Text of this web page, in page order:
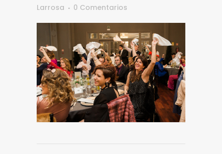
Larrosa
0 Comentarios